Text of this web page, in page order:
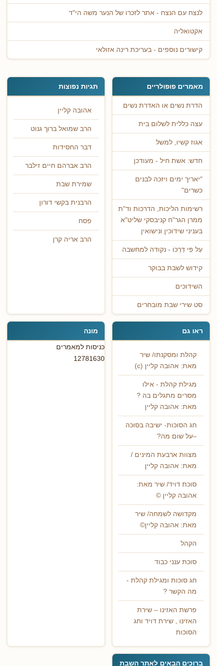
לנצח עם הנצח - אתר לזכרו של הנער משה הי"ד
אקטואליה
קישורים נוספים - בעריכת רינה אזולאי
מאמרים פופולריים
הדרת נשים או האדרת נשים
עצה כללית לשלום בית
אגוז קשיו, למשל
חדש: אשת חיל - מעודכן
"יאריך ימים ויזכה לבנים
כשרים"
רשימות הליכות, הדרכות וד"ת
ממרן הגר"ח קניבסקי שליט"א
בעניני שידוכין ונישואין
עַל פִּי דַרְכּוֹ - נקודה למחשבה
קידוש לשבת בבוקר
השידוכים
סט שירי שבת מובחרים
תגיות נפוצות
אהובה קליין
הרב שמואל ברוך גנוט
דבר החסידות
הרב אברהם חיים זילבר
שמירת שבת
הרבנית בקשי דורון
פסח
הרב אריה קרן
ראו גם
קהלת ומסקנתו/ שיר
מאת: אהובה קליין (c)
מגילת קהלת - אילו
מסרים מתגלים בה ?
מאת: אהובה קליין
חג הסוכות- ישיבה בסוכה
–על שום מה?
מצוות ארבעת המינים /
מאת: אהובה קליין
סוכת דויד/ שיר מאת:
אהובה קליין ©
מקדושה לשמחה/ שיר
מאת: אהובה קליין©
הקהל
סוכת ענני כבוד
חג סוכות ומגילת קהלת -
מה הקשר ?
פרשת האזינו – שירת
האזינו , שירת דויד וחג
הסוכות
מונה
כניסות למאמרים
12781630
ברוכים הבאים לאתר השבת